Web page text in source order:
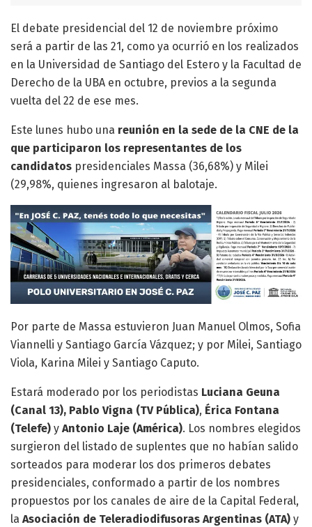
El debate presidencial del 12 de noviembre próximo
será a partir de las 21, como ya ocurrió en los realizados
en la Universidad de Santiago del Estero y la Facultad de
Derecho de la UBA en octubre, previos a la segunda
vuelta del 22 de ese mes.
Este lunes hubo una reunión en la sede de la CNE de la
que participaron los representantes de los
candidatos presidenciales Massa (36,68%) y Milei
(29,98%, quienes ingresaron al balotaje.
Por parte de Massa estuvieron Juan Manuel Olmos, Sofia
Viannelli y Santiago García Vázquez; y por Milei, Santiago
Viola, Karina Milei y Santiago Caputo.
Estará moderado por los periodistas Luciana Geuna
(Canal 13), Pablo Vigna (TV Pública), Érica Fontana
(Telefe) y Antonio Laje (América). Los nombres elegidos
surgieron del listado de suplentes que no habían salido
sorteados para moderar los dos primeros debates
presidenciales, conformado a partir de los nombres
propuestos por los canales de aire de la Capital Federal,
la Asociación de Teleradiodifusoras Argentinas (ATA) y